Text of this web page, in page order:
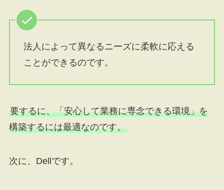
法人によって異なるニーズに柔軟に応える
ことができるのです。
要するに、「安心して業務に専念できる環境」を
構築するには最適なのです。
次に、Dellです。